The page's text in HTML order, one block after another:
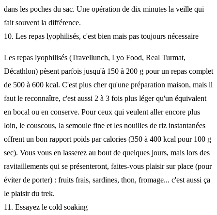
dans les poches du sac. Une opération de dix minutes la veille qui
fait souvent la différence.
10. Les repas lyophilisés, c'est bien mais pas toujours nécessaire
Les repas lyophilisés (Travellunch, Lyo Food, Real Turmat,
Décathlon) pèsent parfois jusqu'à 150 à 200 g pour un repas complet
de 500 à 600 kcal. C'est plus cher qu'une préparation maison, mais il
faut le reconnaître, c'est aussi 2 à 3 fois plus léger qu'un équivalent
en bocal ou en conserve. Pour ceux qui veulent aller encore plus
loin, le couscous, la semoule fine et les nouilles de riz instantanées
offrent un bon rapport poids par calories (350 à 400 kcal pour 100 g
sec). Vous vous en lasserez au bout de quelques jours, mais lors des
ravitaillements qui se présenteront, faites-vous plaisir sur place (pour
éviter de porter) : fruits frais, sardines, thon, fromage... c'est aussi ça
le plaisir du trek.
11. Essayez le cold soaking